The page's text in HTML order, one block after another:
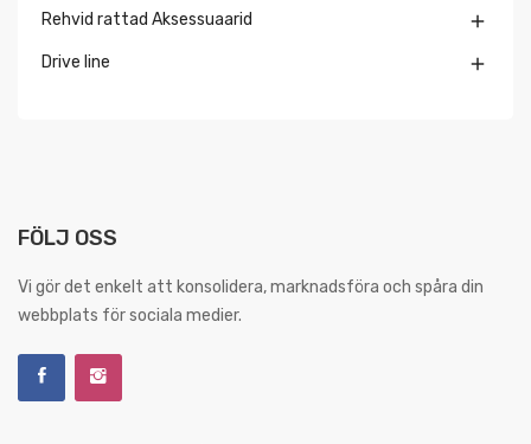
Rehvid rattad Aksessuaarid 
Drive line 
FÖLJ OSS
Vi gör det enkelt att konsolidera, marknadsföra och spåra din
webbplats för sociala medier.